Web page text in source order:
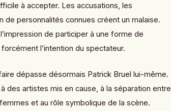
à accepter. Les accusations, les
personnalités connues créent un malaise.
de participer à une forme de
l’intention du spectateur.
dépasse désormais Patrick Bruel lui-même.
des artistes mis en cause, à la séparation entre
et au rôle symbolique de la scène.